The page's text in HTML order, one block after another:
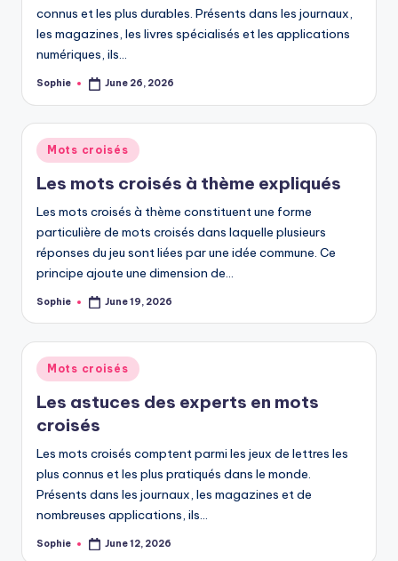
connus et les plus durables. Présents dans les journaux,
les magazines, les livres spécialisés et les applications
numériques, ils…
Posted
Sophie June 26, 2026
Posted
in
Mots croisés
Les mots croisés à thème expliqués
Les mots croisés à thème constituent une forme
particulière de mots croisés dans laquelle plusieurs
réponses du jeu sont liées par une idée commune. Ce
principe ajoute une dimension de…
Posted
Sophie June 19, 2026
Posted
in
Mots croisés
Les astuces des experts en mots
croisés
Les mots croisés comptent parmi les jeux de lettres les
plus connus et les plus pratiqués dans le monde.
Présents dans les journaux, les magazines et de
nombreuses applications, ils…
Posted
Sophie June 12, 2026